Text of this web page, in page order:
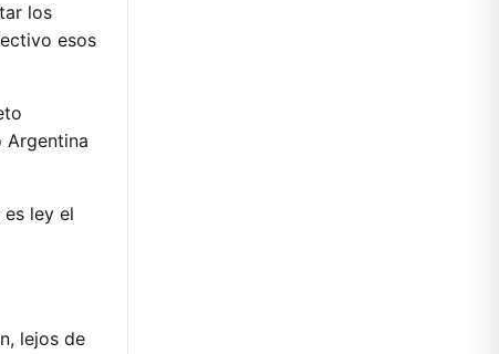
los
esos
Argentina
ley el
lejos de